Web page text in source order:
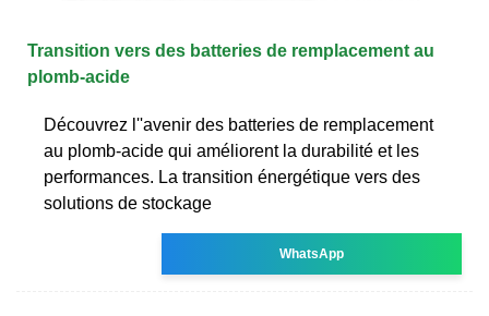
Transition vers des batteries de remplacement au
plomb-acide
Découvrez l''avenir des batteries de remplacement
au plomb-acide qui améliorent la durabilité et les
performances. La transition énergétique vers des
solutions de stockage
WhatsApp